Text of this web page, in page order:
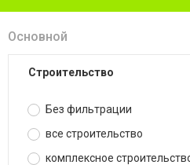
Основной
строительство
Без фильтрации
все строительство
комплексное